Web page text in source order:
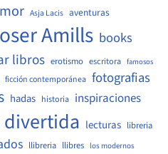
Asja Lacis aventuras
Amills books
libros erotismo escritora famosos
ficción contemporánea fotografias
hadas historia inspiraciones
divertida lecturas libreria
llibreria llibres los modernos